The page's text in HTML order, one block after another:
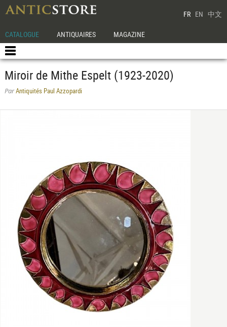
FR EN 中文
CATALOGUE ANTIQUAIRES MAGAZINE
Miroir de Mithe Espelt (1923-2020)
ParAntiquités Paul Azzopardi